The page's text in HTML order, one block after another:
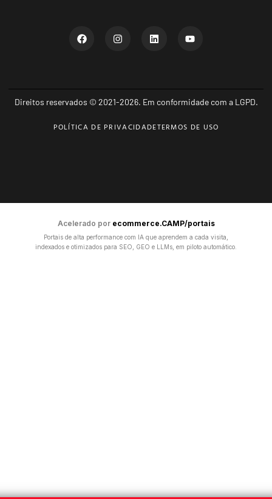
Direitos reservados © 2021-2026. Em conformidade com a LGPD.
POLÍTICA DE PRIVACIDADETERMOS DE USO
Acelerado por ecommerce.CAMP/portais
Portais de alta performance com IA que aprendem a cada visita,
indexados e otimizados para SEO, GEO e LLMs, em piloto automático.